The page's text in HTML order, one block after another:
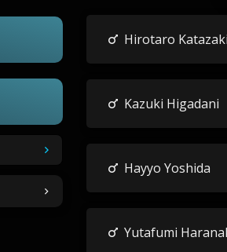
Hirotaro Katazaki
Kazuki Higadani
Hayyo Yoshida
Yutafumi